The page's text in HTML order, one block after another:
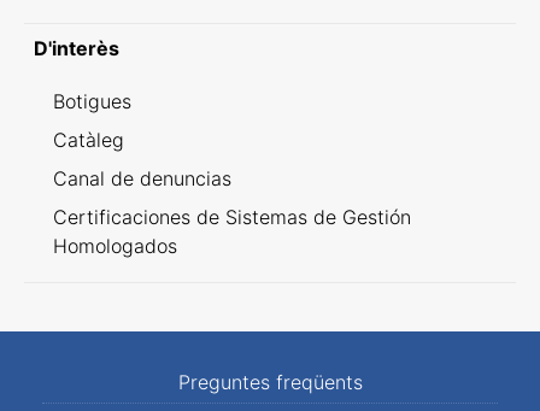
D'interès
Botigues
Catàleg
Canal de denuncias
Certificaciones de Sistemas de Gestión
Homologados
Preguntes freqüents